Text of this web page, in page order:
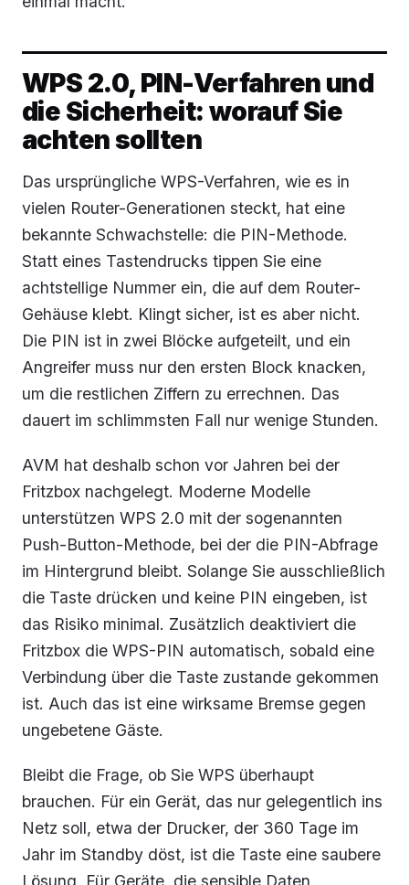
WPS 2.0, PIN-Verfahren und
die Sicherheit: worauf Sie
achten sollten
Das ursprüngliche WPS-Verfahren, wie es in
vielen Router-Generationen steckt, hat eine
bekannte Schwachstelle: die PIN-Methode.
Statt eines Tastendrucks tippen Sie eine
achtstellige Nummer ein, die auf dem Router-
Gehäuse klebt. Klingt sicher, ist es aber nicht.
Die PIN ist in zwei Blöcke aufgeteilt, und ein
Angreifer muss nur den ersten Block knacken,
um die restlichen Ziffern zu errechnen. Das
dauert im schlimmsten Fall nur wenige Stunden.
AVM hat deshalb schon vor Jahren bei der
Fritzbox nachgelegt. Moderne Modelle
unterstützen WPS 2.0 mit der sogenannten
Push-Button-Methode, bei der die PIN-Abfrage
im Hintergrund bleibt. Solange Sie ausschließlich
die Taste drücken und keine PIN eingeben, ist
das Risiko minimal. Zusätzlich deaktiviert die
Fritzbox die WPS-PIN automatisch, sobald eine
Verbindung über die Taste zustande gekommen
ist. Auch das ist eine wirksame Bremse gegen
ungebetene Gäste.
Bleibt die Frage, ob Sie WPS überhaupt
brauchen. Für ein Gerät, das nur gelegentlich ins
Netz soll, etwa der Drucker, der 360 Tage im
Jahr im Standby döst, ist die Taste eine saubere
Lösung. Für Geräte, die sensible Daten